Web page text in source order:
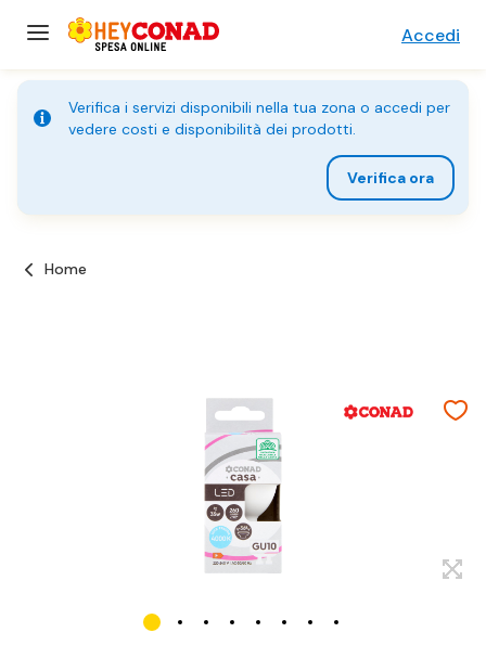
Accedi
Verifica i servizi disponibili nella tua zona o accedi per
vedere costi e disponibilità dei prodotti.
Verifica ora
Home